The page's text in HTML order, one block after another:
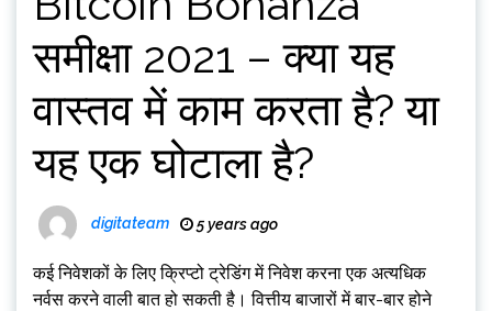
समीक्षा 2021 – क्या यह
वास्तव में काम करता है? या
यह एक घोटाला है?
digitateam 5 years ago
कई निवेशकों के लिए क्रिप्टो ट्रेडिंग में निवेश करना एक अत्यधिक
नर्वस करने वाली बात हो सकती है। वित्तीय बाजारों में बार-बार होने